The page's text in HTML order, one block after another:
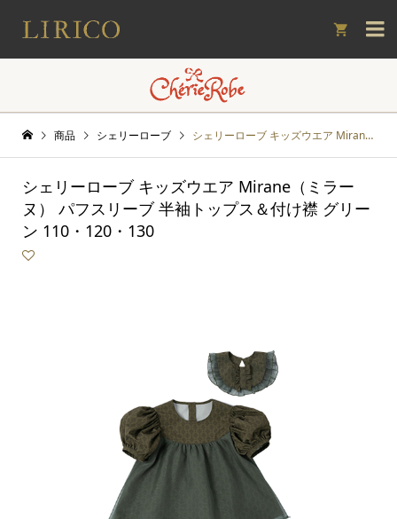

商品 シェリーローブ シェリーローブ キッズウエア Mirane（ミラーヌ） パフスリーブ 半袖トップス＆付け襟 グリーン 110・120・130
シェリーローブ キッズウエア Mirane（ミラー
ヌ） パフスリーブ 半袖トップス＆付け襟 グリー
ン 110・120・130